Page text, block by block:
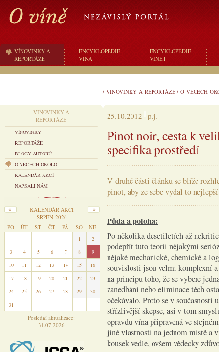
VÍNOVINKY A
REPORTÁŽE
ENCYKLOPEDIE
VÍNA
ENCYKLOPEDIE
VINĚT
/ VÍNOVINKY A REPORTÁŽE / O VĚCECH
VÍNOVINKY A
REPORTÁŽE
VÍNOVINKY
REPORTÁŽE
BLOGY AUTORŮ
O VĚCECH OKOLO
KALENDÁŘ AKCÍ
NAPSALI NÁM
KALENDÁŘ AKCÍ
SRPEN 2026
PO
ÚT ST ČT PÁ SO NE
1
2
3
4 5 6 7 8
9
10
11 12 13 14 15
16
17
18 19 20 21 22
23
24
25 26 27 28 29
30
31
Poslední aktualizace:
31.07.2026
25.10.2012 p.j.
Pinot noir, cesta k
specifika prostředí
V druhé části článku se blíže
pinot, aby ze sebe vydal to
Půda a poloha:
Po několika desetiletích až
podepřít tuto teorii nějakými
nějaké mechanické, chemické a
souvislosti jsou velmi komplexní a
na principu toho, že se vybere
zanedbání nebo eliminace těch
očekávalo. Proto se v
střízlivější skepse, asi v tom
opravdu vína připravená ve
jiné vlastnosti na jednom místě a
kousek vedle, ovšem vědecky